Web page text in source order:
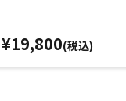
¥19,800(税込)